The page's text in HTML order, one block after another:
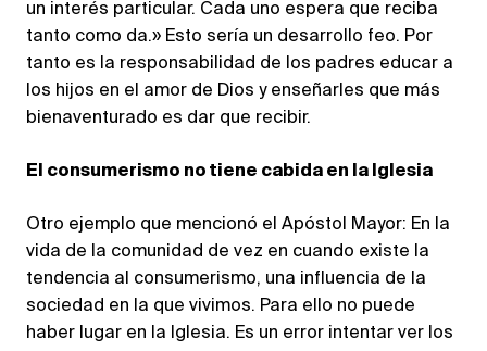
un interés particular. Cada uno espera que reciba
tanto como da.» Esto sería un desarrollo feo. Por
tanto es la responsabilidad de los padres educar a
los hijos en el amor de Dios y enseñarles que más
bienaventurado es dar que recibir.
El consumerismo no tiene cabida en la Iglesia
Otro ejemplo que mencionó el Apóstol Mayor: En la
vida de la comunidad de vez en cuando existe la
tendencia al consumerismo, una influencia de la
sociedad en la que vivimos. Para ello no puede
haber lugar en la Iglesia. Es un error intentar ver los